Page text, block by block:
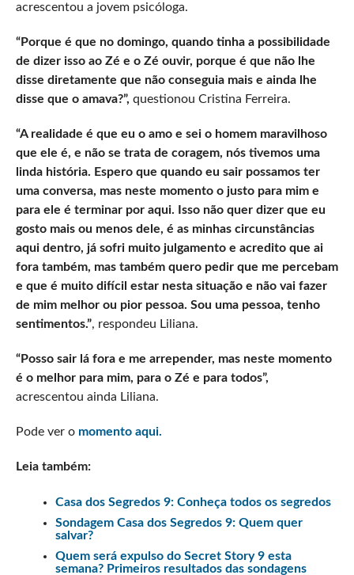
acrescentou a jovem psicóloga.
“Porque é que no domingo, quando tinha a possibilidade
de dizer isso ao Zé e o Zé ouvir, porque é que não lhe
disse diretamente que não conseguia mais e ainda lhe
disse que o amava?”, questionou Cristina Ferreira.
“A realidade é que eu o amo e sei o homem maravilhoso
que ele é, e não se trata de coragem, nós tivemos uma
linda história. Espero que quando eu sair possamos ter
uma conversa, mas neste momento o justo para mim e
para ele é terminar por aqui. Isso não quer dizer que eu
gosto mais ou menos dele, é as minhas circunstâncias
aqui dentro, já sofri muito julgamento e acredito que ai
fora também, mas também quero pedir que me percebam
e que é muito difícil estar nesta situação e não vai fazer
de mim melhor ou pior pessoa. Sou uma pessoa, tenho
sentimentos.”, respondeu Liliana.
“Posso sair lá fora e me arrepender, mas neste momento
é o melhor para mim, para o Zé e para todos”,
acrescentou ainda Liliana.
Pode ver o momento aqui.
Leia também:
Casa dos Segredos 9: Conheça todos os segredos
Sondagem Casa dos Segredos 9: Quem quer
salvar?
Quem será expulso do Secret Story 9 esta
semana? Primeiros resultados das sondagens